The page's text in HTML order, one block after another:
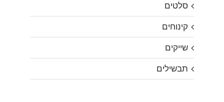
סלטים
קינוחים
שייקים
תבשילים